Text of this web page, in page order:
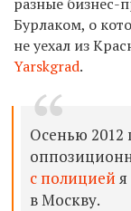
Бурлаком, о
не уехал из
Yarskgrad.
Осенью 2012
с полицией
в Москву.